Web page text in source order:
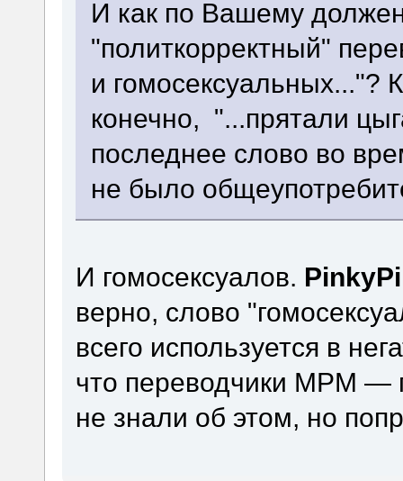
И как по Вашему
"политкорректный"
и гомосексуальных..."?
конечно, "...прятали
последнее слово во
не было
И гомосексуалов.
верно, слово
всего используется в
что переводчики МРМ —
не знали об этом, но